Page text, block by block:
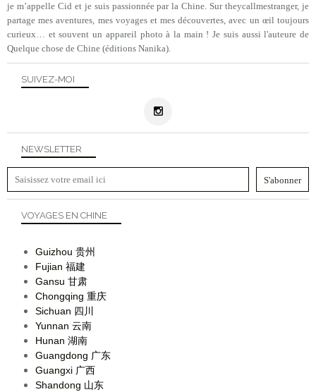
NEWSLETTER
SUIVEZ-MOI
je m’appelle Cid et je suis passionnée par la Chine. Sur theycallmestranger, je
partage mes aventures, mes voyages et mes découvertes, avec un œil toujours
curieux… et souvent un appareil photo à la main ! Je suis aussi l'auteure de
Quelque chose de Chine (éditions Nanika).
VOYAGES EN CHINE
Guizhou 贵州
Fujian 福建
Gansu 甘肃
Chongqing 重庆
Sichuan 四川
Yunnan 云南
Hunan 湖南
Guangdong 广东
Guangxi 广西
Shandong 山东